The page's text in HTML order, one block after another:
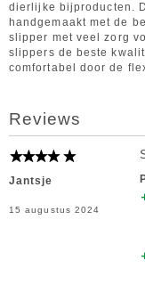
dierlijke bijproducten.
handgemaakt met de
slipper met veel zorg
slippers de beste
comfortabel door de
Reviews
Jantsje
15 augustus 2024